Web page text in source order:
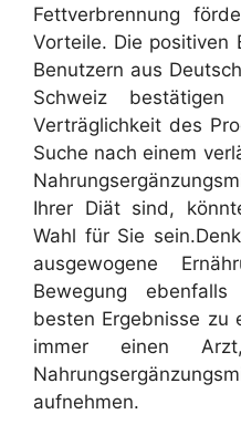
Fettverbrennung
Vorteile. Die positiven
Benutzern aus
Schweiz
Verträglichkeit des
Suche nach einem
Ihrer Diät sind,
Wahl für Sie sein.
ausgewogene
Bewegung
besten Ergebnisse zu
immer einen
aufnehmen.